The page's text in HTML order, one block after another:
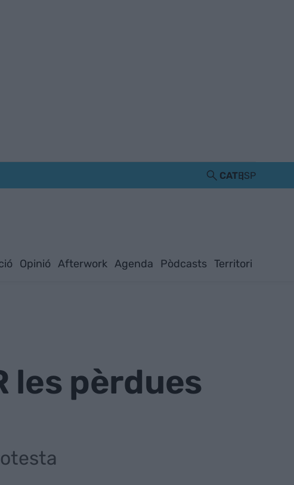
CATESP
Opinió Afterwork Agenda Pòdcasts Territori
les pèrdues